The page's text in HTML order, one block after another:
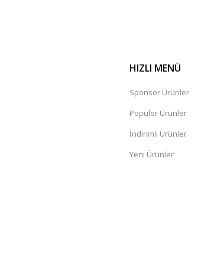
HIZLI MENÜ
Sponsor Ürünler
Popüler Ürünler
İndirimli Ürünler
Yeni Ürünler